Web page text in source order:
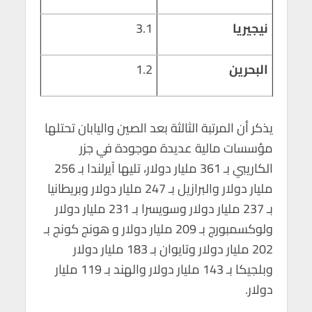
نيجيريا
3.1
البحرين
1.2
يذكر أن المرتبة الثالثة بعد الصين واليابان تحتلها
مؤسسات مالية عديدة موجودة في جزر
الكاريبي بـ 361 مليار دولار، تليها آيرلندا بـ 256
مليار دولار والبرازيل بـ 247 مليار دولار وبريطانيا
بـ 237 مليار دولار وسويسرا بـ 231 مليار دولار
ولوكسمبورج بـ 209 مليار دولار و هونج كونج بـ
202 مليار دولار وتايوان بـ 183 مليار دولار
وبلجيكا بـ 143 مليار دولار والهند بـ 119 مليار
دولار.